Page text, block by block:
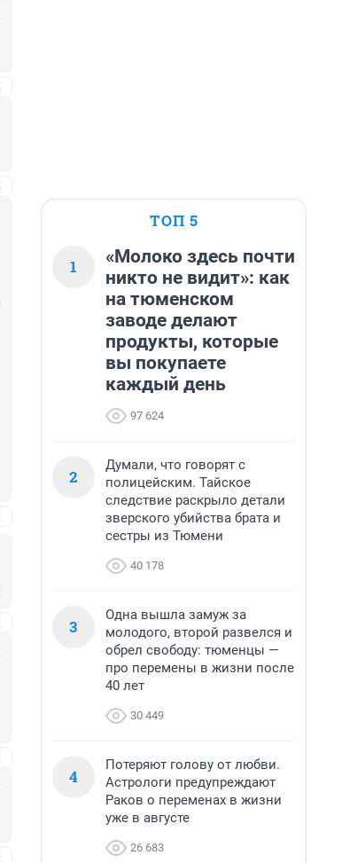
ТОП 5
1
«Молоко здесь почти
никто не видит»: как
на тюменском
заводе делают
продукты, которые
вы покупаете
каждый день
97 624
2
Думали, что говорят с
полицейским. Тайское
следствие раскрыло детали
зверского убийства брата и
сестры из Тюмени
40 178
3
Одна вышла замуж за
молодого, второй развелся и
обрел свободу: тюменцы —
про перемены в жизни после
40 лет
30 449
4
Потеряют голову от любви.
Астрологи предупреждают
Раков о переменах в жизни
уже в августе
26 683